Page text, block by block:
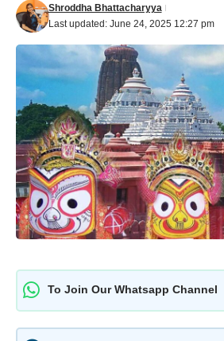
Last updated: June 24, 2025 12:27 pm
Shroddha Bhattacharyya
To Join Our Whatsapp Channel